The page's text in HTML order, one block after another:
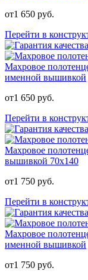
от1 650 руб.
Перейти в
Махровое
именной вышивкой
от1 650 руб.
Перейти в
Махровое
вышивкой 70x140
от1 750 руб.
Перейти в
Махровое
именной вышивкой
от1 750 руб.